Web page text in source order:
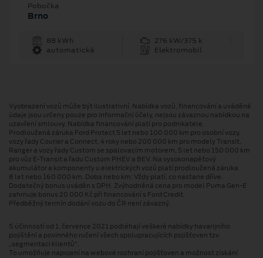
Pobočka
Brno
88 kWh
276 kW/375 k
automatická
Elektromobil
Vyobrazení vozů může být ilustrativní. Nabídka vozů, financování a uváděné
údaje jsou určeny pouze pro informační účely, nejsou závaznou nabídkou na
uzavření smlouvy. Nabídka financování platí pro podnikatele.
Prodloužená záruka Ford Protect 5 let nebo 100 000 km pro osobní vozy,
vozy řady Courier a Connect, 4 roky nebo 200 000 km pro modely Transit,
Ranger a vozy řady Custom se spalovacím motorem, 5 let nebo 150 000 km
pro vůz E-Transit a řadu Custom PHEV a BEV. Na vysokonapěťový
akumulátor a komponenty u elektrických vozů platí prodloužená záruka
8 let nebo 160 000 km. Doba nebo km: Vždy platí, co nastane dříve.
Dodatečný bonus uváděn s DPH. Zvýhodněná cena pro model Puma Gen⁠-⁠E
zahrnuje bonus 20 000 Kč při financování s Ford Credit.
Předběžný termín dodání vozu do ČR není závazný.
S účinností od 1. července 2021 podléhají veškeré nabídky havarijního
pojištění a povinného ručení všech spolupracujících pojišťoven tzv.
„segmentaci klientů“.
To umožňuje napojení na webové rozhraní pojišťoven a možnost získání